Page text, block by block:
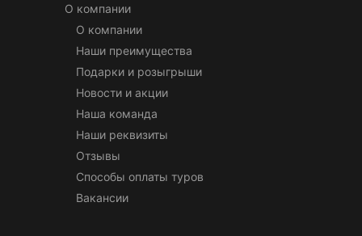
О компании
О компании
Наши преимущества
Подарки и розыгрыши
Новости и акции
Наша команда
Наши реквизиты
Отзывы
Способы оплаты туров
Вакансии